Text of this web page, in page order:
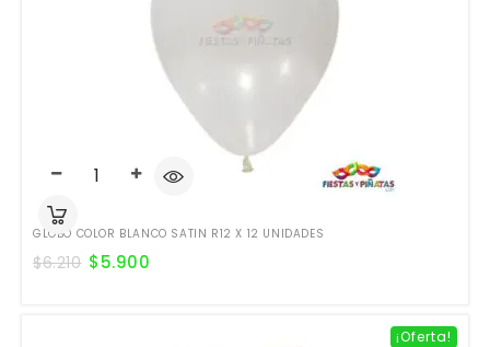
GLOBO COLOR BLANCO SATIN R12 X 12 UNIDADES
$6.210 $5.900
¡Oferta!